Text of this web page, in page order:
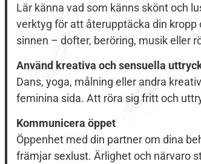
Lär känna vad som känns skönt och
verktyg för att återupptäcka din
sinnen – dofter, beröring, musik eller
Använd kreativa och sensuella
Dans, yoga, målning eller andra
feminina sida. Att röra sig fritt och
Kommunicera öppet
Öppenhet med din partner om dina
främjar sexlust. Ärlighet och närvaro